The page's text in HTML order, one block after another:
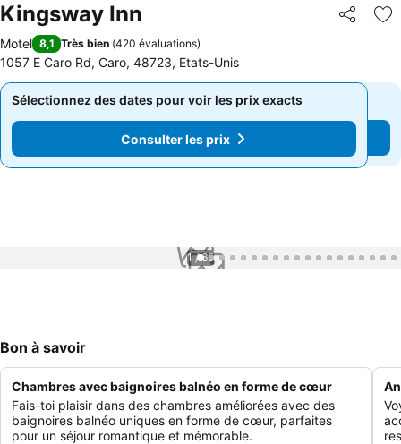
Kingsway Inn Partager
Motel 8,1 Très bien (420 évaluations)
1057 E Caro Rd, Caro, 48723, Etats-Unis
Sélectionnez des dates pour voir les prix exacts
Consulter les prix
Sélectionnez des dates pour voir les prix exacts
Consulter les prix
1 / 65
Bon à savoir
Chambres avec baignoires balnéo en forme de cœur
Fais-toi plaisir dans des chambres améliorées avec des
baignoires balnéo uniques en forme de cœur, parfaites
pour un séjour romantique et mémorable.